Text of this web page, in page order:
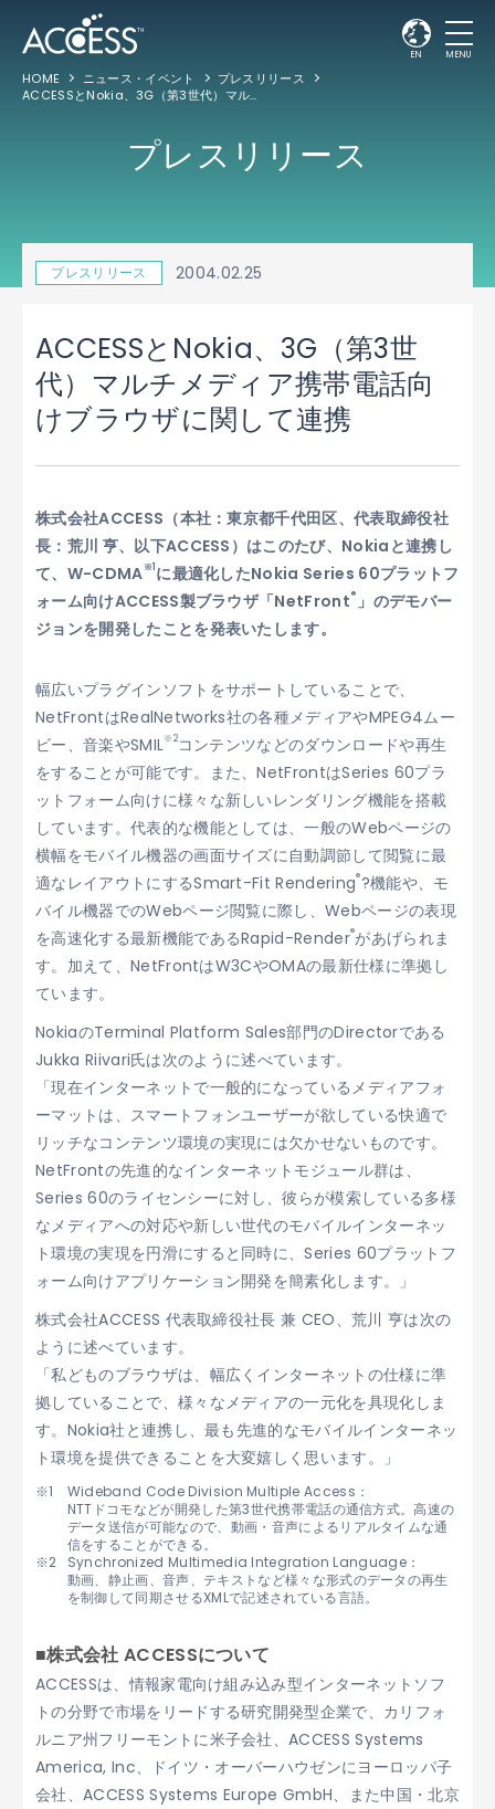
EN MENU
HOME ニュース・イベント
プレスリリース
ACCESSとNokia、3G（第3世代）マルチメディア携帯電話向けブラウザに関して連携
プレスリリース
プレスリリース 2004.02.25
ACCESSとNokia、3G（第3世
代）マルチメディア携帯電話向
けブラウザに関して連携
株式会社ACCESS（本社：東京都千代田区、代表取締役社
長：荒川 亨、以下ACCESS）はこのたび、Nokiaと連携し
て、W-CDMA※1に最適化したNokia Series 60プラットフ
ォーム向けACCESS製ブラウザ「NetFront®」のデモバー
ジョンを開発したことを発表いたします。
幅広いプラグインソフトをサポートしていることで、
NetFrontはRealNetworks社の各種メディアやMPEG4ムー
ビー、音楽やSMIL※2コンテンツなどのダウンロードや再生
をすることが可能です。また、NetFrontはSeries 60プラ
ットフォーム向けに様々な新しいレンダリング機能を搭載
しています。代表的な機能としては、一般のWebページの
横幅をモバイル機器の画面サイズに自動調節して閲覧に最
適なレイアウトにするSmart-Fit Rendering®?機能や、モ
バイル機器でのWebページ閲覧に際し、Webページの表現
を高速化する最新機能であるRapid-Render®があげられま
す。加えて、NetFrontはW3CやOMAの最新仕様に準拠し
ています。
NokiaのTerminal Platform Sales部門のDirectorである
Jukka Riivari氏は次のように述べています。
「現在インターネットで一般的になっているメディアフォ
ーマットは、スマートフォンユーザーが欲している快適で
リッチなコンテンツ環境の実現には欠かせないものです。
NetFrontの先進的なインターネットモジュール群は、
Series 60のライセンシーに対し、彼らが模索している多様
なメディアへの対応や新しい世代のモバイルインターネッ
ト環境の実現を円滑にすると同時に、Series 60プラットフ
ォーム向けアプリケーション開発を簡素化します。」
株式会社ACCESS 代表取締役社長 兼 CEO、荒川 亨は次の
ように述べています。
「私どものブラウザは、幅広くインターネットの仕様に準
拠していることで、様々なメディアの一元化を具現化しま
す。Nokia社と連携し、最も先進的なモバイルインターネッ
ト環境を提供できることを大変嬉しく思います。」
Wideband Code Division Multiple Access：
NTTドコモなどが開発した第3世代携帯電話の通信方式。高速の
データ送信が可能なので、動画・音声によるリアルタイムな通
信をすることができる。
Synchronized Multimedia Integration Language：
動画、静止画、音声、テキストなど様々な形式のデータの再生
を制御して同期させるXMLで記述されている言語。
■株式会社 ACCESSについて
ACCESSは、情報家電向け組み込み型インターネットソフ
トの分野で市場をリードする研究開発型企業で、カリフォ
ルニア州フリーモントに米子会社、ACCESS Systems
America, Inc、ドイツ・オーバーハウゼンにヨーロッパ子
会社、ACCESS Systems Europe GmbH、また中国・北京